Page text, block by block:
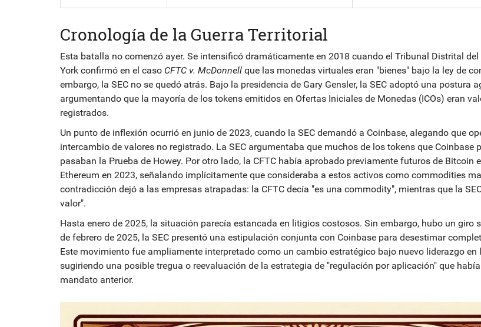
Cronología de la Guerra Territorial
Esta batalla no comenzó ayer. Se intensificó dramáticamente en 2018 cuando el Tribunal Distrital del
York confirmó en el caso CFTC v. McDonnell que las monedas virtuales eran "bienes" bajo la ley de
embargo, la SEC no se quedó atrás. Bajo la presidencia de Gary Gensler, la SEC adoptó una postura
argumentando que la mayoría de los tokens emitidos en Ofertas Iniciales de Monedas (ICOs) eran
registrados.
Un punto de inflexión ocurrió en junio de 2023, cuando la SEC demandó a Coinbase, alegando que
intercambio de valores no registrado. La SEC argumentaba que muchos de los tokens que Coinbase
pasaban la Prueba de Howey. Por otro lado, la CFTC había aprobado previamente futuros de Bitcoin
Ethereum en 2023, señalando implícitamente que consideraba a estos activos como commodities
contradicción dejó a las empresas atrapadas: la CFTC decía "es una commodity", mientras que la
valor".
Hasta enero de 2025, la situación parecía estancada en litigios costosos. Sin embargo, hubo un giro
de febrero de 2025, la SEC presentó una estipulación conjunta con Coinbase para desestimar
Este movimiento fue ampliamente interpretado como un cambio estratégico bajo nuevo liderazgo en
sugiriendo una posible tregua o reevaluación de la estrategia de "regulación por aplicación" que
mandato anterior.